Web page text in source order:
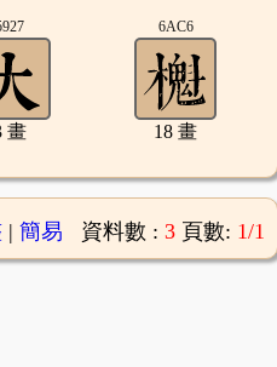
畫
6AC6
18 畫
| 簡易 資料數 : 3 頁數: 1/1